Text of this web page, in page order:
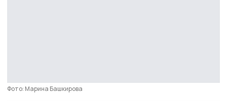
Фото: Марина Башкирова